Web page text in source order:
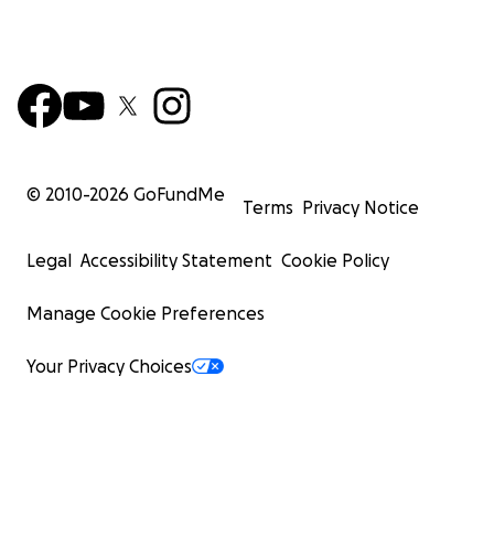
© 2010-2026 GoFundMe
Terms Privacy Notice
Legal Accessibility Statement Cookie Policy
Manage Cookie Preferences
Your Privacy Choices